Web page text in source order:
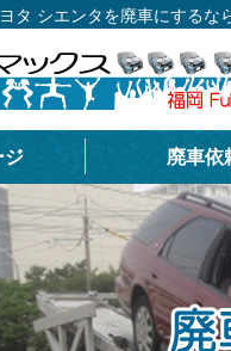
タ シエンタを廃車にする
ジ 廃車依